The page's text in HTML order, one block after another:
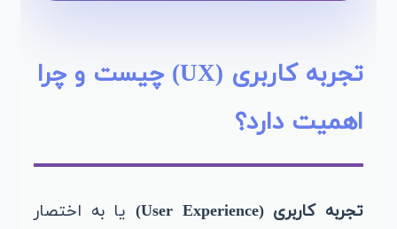
تجربه کاربری (UX) چیست و چرا
اهمیت دارد؟
تجربه کاربری (User Experience)
یا به اختصار